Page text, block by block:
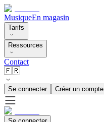
MusiqueEn magasin
Tarifs
Ressources
Contact
🇫🇷
Se connecter Créer un compte